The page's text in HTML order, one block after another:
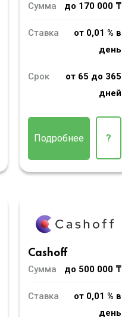
Сумма
до 170 000 ₸
Ставка
от 0,01 % в
день
Срок
от 65 до 365
дней
Подробнее ?
Cashoff
Сумма
до 500 000 ₸
Ставка
от 0,01 % в
день